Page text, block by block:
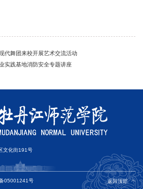
代舞团来校开展艺术交流活动
实践基地消防安全专题讲座
文化街191号
05001241号 返回顶部